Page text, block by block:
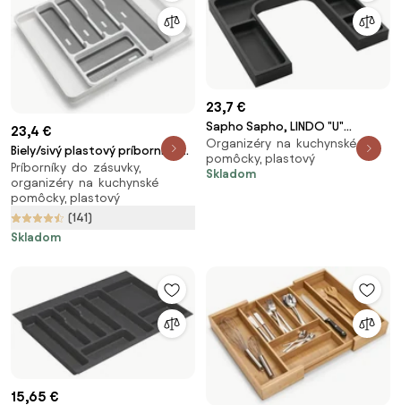
23,4 €
Biely/sivý plastový príborník do
zásuvky 58,5 x 41,5 cm – Addis
Príborníky do zásuvky,
organizéry na kuchynské
pomôcky, plastový
(141)
Skladom
23,7 €
Sapho Sapho, LINDO "U"
organizér 372x36x323 mm,
plast, antracit, LD001
Organizéry na kuchynské
pomôcky, plastový
Skladom
15,65 €